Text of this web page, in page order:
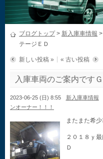
ブログトップ> 新入庫車情報 >
テージＥＤ
新しい投稿 » « 古い投稿
入庫車両のご案内です
2023-06-25 (日) 8:55 新入庫車情報
ンオーナー！！！
またまた希
２０１８ｙ
Ｄ